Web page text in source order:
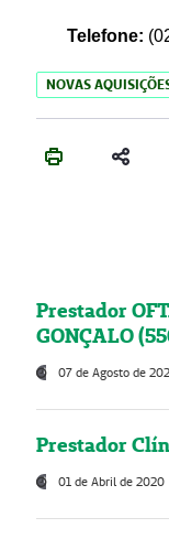
Telefone:
NOVAS
Prestador
GONÇALO
07 de Agosto de
Prestador
01 de Abril de 2020